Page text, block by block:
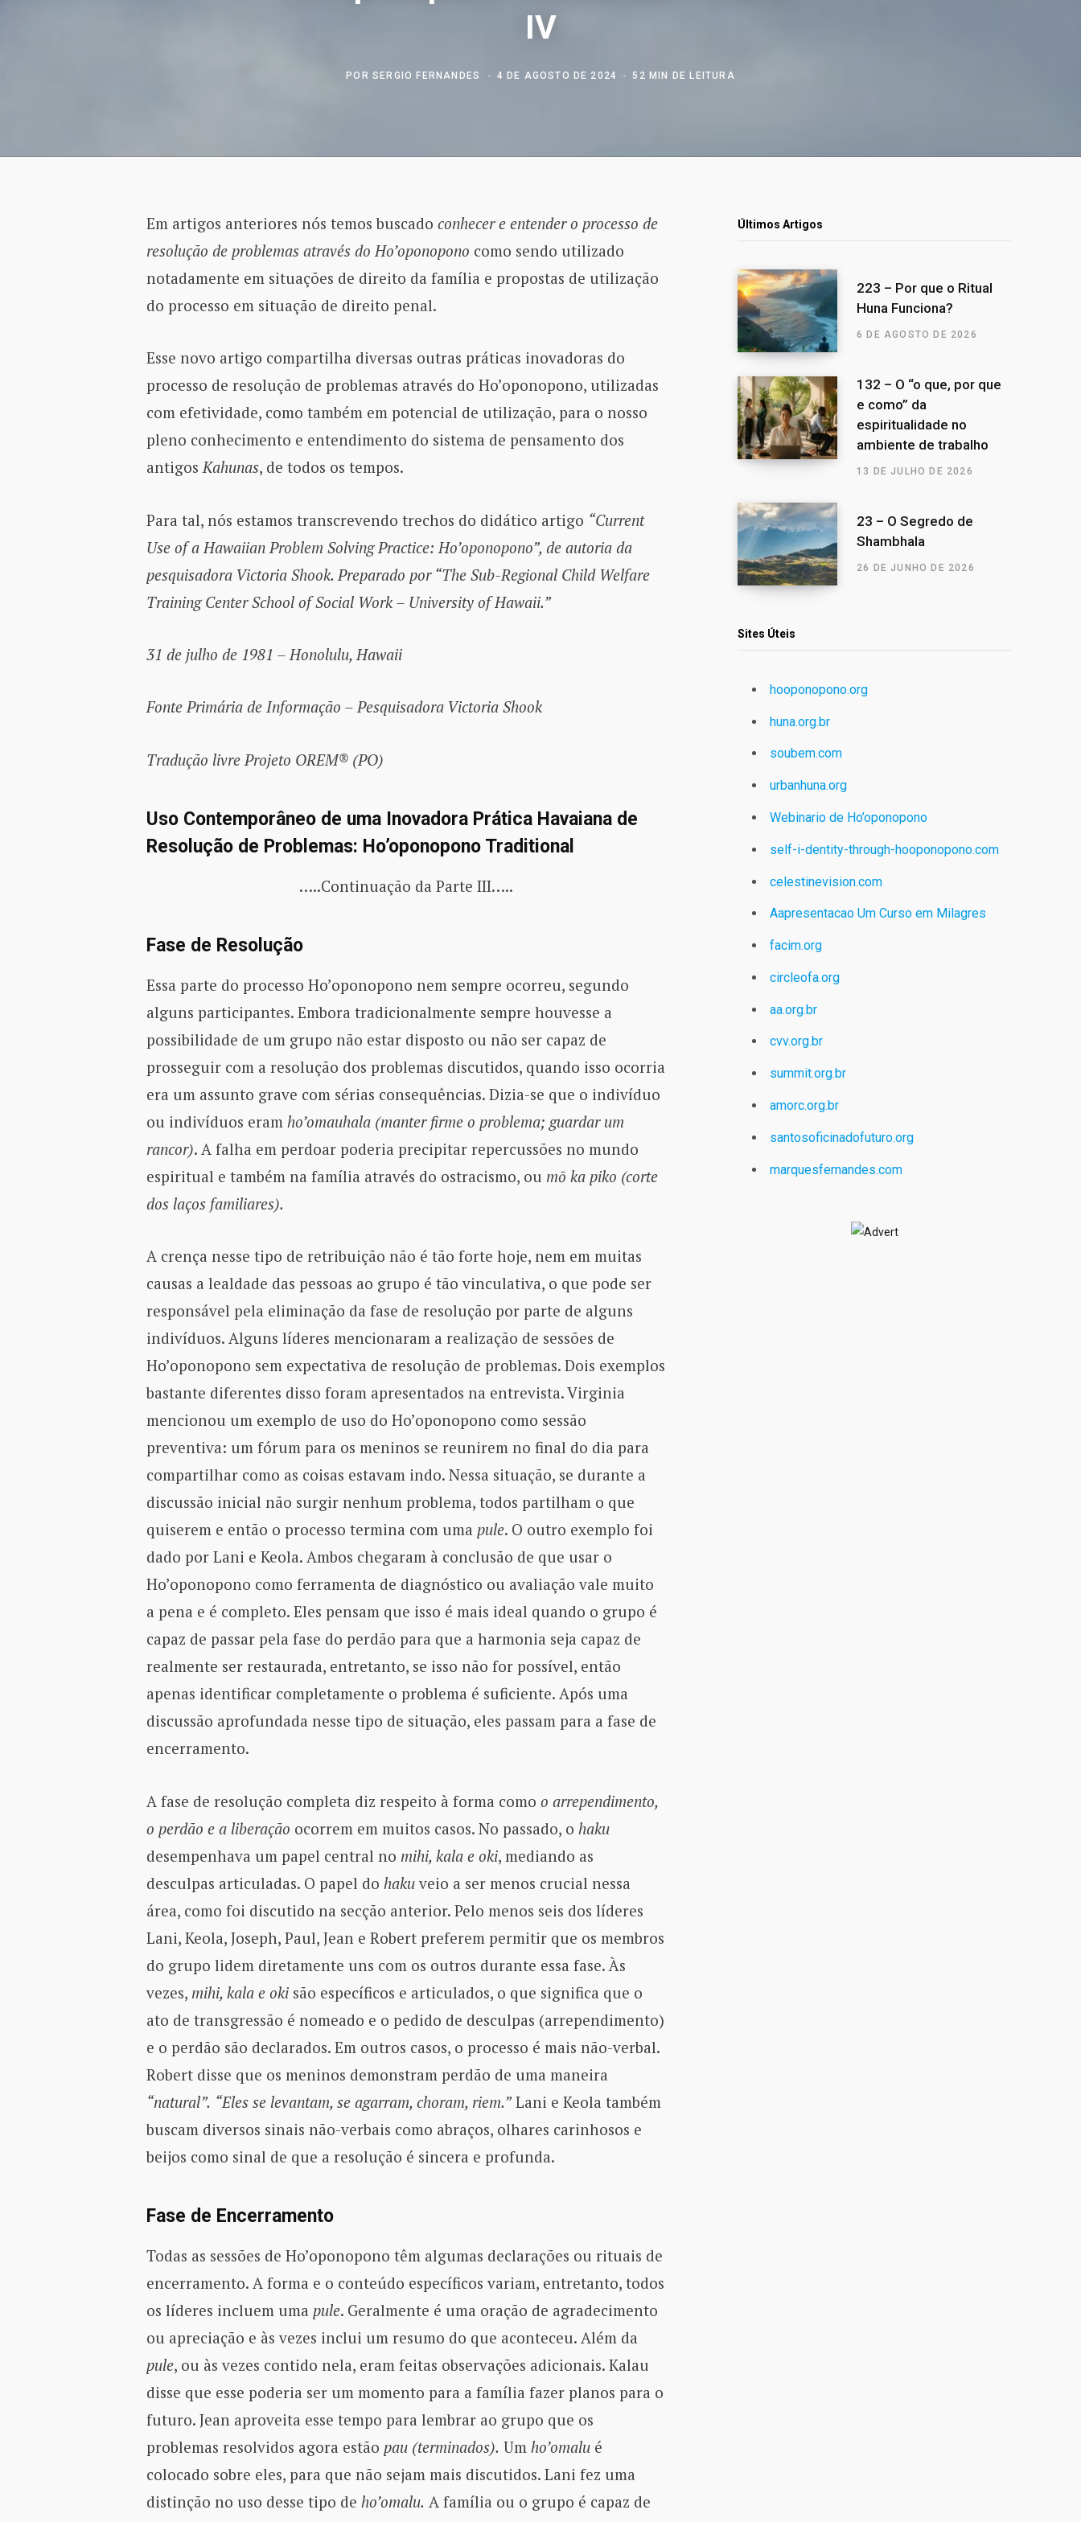
IV
PORSERGIO FERNANDES 4 DE AGOSTO DE 2024 52 MIN DE LEITURA
Em artigos anteriores nós temos buscado conhecer e entender o processo de
resolução de problemas através do Ho’oponopono como sendo utilizado
notadamente em situações de direito da família e propostas de utilização
do processo em situação de direito penal.
Esse novo artigo compartilha diversas outras práticas inovadoras do
processo de resolução de problemas através do Ho’oponopono, utilizadas
com efetividade, como também em potencial de utilização, para o nosso
pleno conhecimento e entendimento do sistema de pensamento dos
antigosKahunas, de todos os tempos.
Para tal, nós estamos transcrevendo trechos do didático artigo “Current
Use of a Hawaiian Problem Solving Practice: Ho’oponopono”, de autoria da
pesquisadora Victoria Shook. Preparado por “The Sub-Regional Child Welfare
Training Center School of Social Work – University of Hawaii.”
31 de julho de 1981 – Honolulu, Hawaii
Fonte Primária de Informação – Pesquisadora Victoria Shook
Tradução livre Projeto OREM® (PO)
Uso Contemporâneo de uma Inovadora Prática Havaiana de
Resolução de Problemas: Ho’oponopono Traditional
…..Continuação da Parte III…..
Fase de Resolução
Essa parte do processo Ho’oponopono nem sempre ocorreu, segundo
alguns participantes. Embora tradicionalmente sempre houvesse a
possibilidade de um grupo não estar disposto ou não ser capaz de
prosseguir com a resolução dos problemas discutidos, quando isso ocorria
era um assunto grave com sérias consequências. Dizia-se que o indivíduo
ou indivíduos eram ho’omauhala (manter firme o problema; guardar um
rancor). A falha em perdoar poderia precipitar repercussões no mundo
espiritual e também na família através do ostracismo, ou mō ka piko (corte
dos laços familiares).
A crença nesse tipo de retribuição não é tão forte hoje, nem em muitas
causas a lealdade das pessoas ao grupo é tão vinculativa, o que pode ser
responsável pela eliminação da fase de resolução por parte de alguns
indivíduos. Alguns líderes mencionaram a realização de sessões de
Ho’oponopono sem expectativa de resolução de problemas. Dois exemplos
bastante diferentes disso foram apresentados na entrevista. Virginia
mencionou um exemplo de uso do Ho’oponopono como sessão
preventiva: um fórum para os meninos se reunirem no final do dia para
compartilhar como as coisas estavam indo. Nessa situação, se durante a
discussão inicial não surgir nenhum problema, todos partilham o que
quiserem e então o processo termina com uma pule. O outro exemplo foi
dado por Lani e Keola. Ambos chegaram à conclusão de que usar o
Ho’oponopono como ferramenta de diagnóstico ou avaliação vale muito
a pena e é completo. Eles pensam que isso é mais ideal quando o grupo é
capaz de passar pela fase do perdão para que a harmonia seja capaz de
realmente ser restaurada, entretanto, se isso não for possível, então
apenas identificar completamente o problema é suficiente. Após uma
discussão aprofundada nesse tipo de situação, eles passam para a fase de
encerramento.
A fase de resolução completa diz respeito à forma como o arrependimento,
o perdão e a liberação ocorrem em muitos casos. No passado, o haku
desempenhava um papel central no mihi, kala e oki, mediando as
desculpas articuladas. O papel do hakuveio a ser menos crucial nessa
área, como foi discutido na secção anterior. Pelo menos seis dos líderes
Lani, Keola, Joseph, Paul, Jean e Robert preferem permitir que os membros
do grupo lidem diretamente uns com os outros durante essa fase. Às
vezes, mihi, kala e okisão específicos e articulados, o que significa que o
ato de transgressão é nomeado e o pedido de desculpas (arrependimento)
e o perdão são declarados. Em outros casos, o processo é mais não-verbal.
Robert disse que os meninos demonstram perdão de uma maneira
“natural”. “Eles se levantam, se agarram, choram, riem.”Lani e Keola também
buscam diversos sinais não-verbais como abraços, olhares carinhosos e
beijos como sinal de que a resolução é sincera e profunda.
Fase de Encerramento
Todas as sessões de Ho’oponopono têm algumas declarações ou rituais de
encerramento. A forma e o conteúdo específicos variam, entretanto, todos
os líderes incluem uma pule. Geralmente é uma oração de agradecimento
ou apreciação e às vezes inclui um resumo do que aconteceu. Além da
pule, ou às vezes contido nela, eram feitas observações adicionais. Kalau
disse que esse poderia ser um momento para a família fazer planos para o
futuro. Jean aproveita esse tempo para lembrar ao grupo que os
problemas resolvidos agora estão pau (terminados). Um ho’omalué
colocado sobre eles, para que não sejam mais discutidos. Lani fez uma
distinção no uso desse tipo de ho’omalu. A família ou o grupo é capaz de
Últimos Artigos
223 – Por que o Ritual
Huna Funciona?
6 DE AGOSTO DE 2026
132 – O “o que, por que
e como” da
espiritualidade no
ambiente de trabalho
13 DE JULHO DE 2026
23 – O Segredo de
Shambhala
26 DE JUNHO DE 2026
Sites Úteis
hooponopono.org
huna.org.br
soubem.com
urbanhuna.org
Webinario de Ho’oponopono
self-i-dentity-through-hooponopono.com
celestinevision.com
Aapresentacao Um Curso em Milagres
facim.org
circleofa.org
aa.org.br
cvv.org.br
summit.org.br
amorc.org.br
santosoficinadofuturo.org
marquesfernandes.com